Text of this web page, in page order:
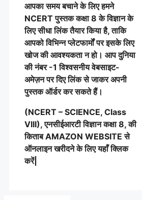
आपका समय बचाने के लिए हमने
NCERT पुस्तक कक्षा 8 के विज्ञान के
लिए सीधा लिंक तैयार किया है, ताकि
आपको विभिन्न प्लेटफार्मों पर इसके लिए
खोज की आवश्यकता न हो। आप दुनिया
की नंबर -1 विश्वसनीय वेबसाइट-
अमेज़न पर दिए लिंक से जाकर अपनी
पुस्तक ऑर्डर कर सकते हैं।
(NCERT – SCIENCE, Class
VIII), एनसीईआरटी विज्ञान कक्षा 8, की
किताब AMAZON WEBSITE से
ऑनलाइन खरीदने के लिए यहाँ क्लिक
करें|